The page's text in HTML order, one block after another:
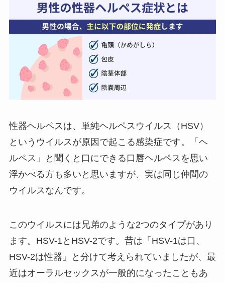
性器ヘルペスは、単純ヘルペスウイルス（HSV）
というウイルスが原因で起こる感染症です。「ヘ
ルペス」と聞くと口にできる口唇ヘルペスを思い
浮かべる方も多いと思いますが、実は同じ仲間の
ウイルスなんです。
このウイルスには兄弟のような2つのタイプがあり
ます。HSV-1とHSV-2です。昔は「HSV-1は口、
HSV-2は性器」と分けて考えられていましたが、最
近はオーラルセックスが一般的になったこともあ